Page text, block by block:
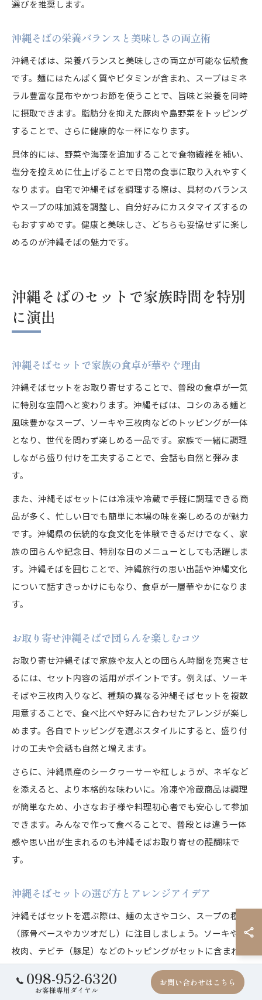
選びを推奨します。
沖縄そばの栄養バランスと美味しさの両立術
沖縄そばは、栄養バランスと美味しさの両立が可能な伝統食
です。麺にはたんぱく質やビタミンが含まれ、スープはミネ
ラル豊富な昆布やかつお節を使うことで、旨味と栄養を同時
に摂取できます。脂肪分を抑えた豚肉や島野菜をトッピング
することで、さらに健康的な一杯になります。
具体的には、野菜や海藻を追加することで食物繊維を補い、
塩分を控えめに仕上げることで日常の食事に取り入れやすく
なります。自宅で沖縄そばを調理する際は、具材のバランス
やスープの味加減を調整し、自分好みにカスタマイズするの
もおすすめです。健康と美味しさ、どちらも妥協せずに楽し
めるのが沖縄そばの魅力です。
沖縄そばのセットで家族時間を特別
に演出
沖縄そばセットで家族の食卓が華やぐ理由
沖縄そばセットをお取り寄せすることで、普段の食卓が一気
に特別な空間へと変わります。沖縄そばは、コシのある麺と
風味豊かなスープ、ソーキや三枚肉などのトッピングが一体
となり、世代を問わず楽しめる一品です。家族で一緒に調理
しながら盛り付けを工夫することで、会話も自然と弾みま
す。
また、沖縄そばセットには冷凍や冷蔵で手軽に調理できる商
品が多く、忙しい日でも簡単に本場の味を楽しめるのが魅力
です。沖縄県の伝統的な食文化を体験できるだけでなく、家
族の団らんや記念日、特別な日のメニューとしても活躍しま
す。沖縄そばを囲むことで、沖縄旅行の思い出話や沖縄文化
について話すきっかけにもなり、食卓が一層華やかになりま
す。
お取り寄せ沖縄そばで団らんを楽しむコツ
お取り寄せ沖縄そばで家族や友人との団らん時間を充実させ
るには、セット内容の活用がポイントです。例えば、ソーキ
そばや三枚肉入りなど、種類の異なる沖縄そばセットを複数
用意することで、食べ比べや好みに合わせたアレンジが楽し
めます。各自でトッピングを選ぶスタイルにすると、盛り付
けの工夫や会話も自然と増えます。
さらに、沖縄県産のシークヮーサーや紅しょうが、ネギなど
を添えると、より本格的な味わいに。冷凍や冷蔵商品は調理
が簡単なため、小さなお子様や料理初心者でも安心して参加
できます。みんなで作って食べることで、普段とは違う一体
感や思い出が生まれるのも沖縄そばお取り寄せの醍醐味で
す。
沖縄そばセットの選び方とアレンジアイデア
沖縄そばセットを選ぶ際は、麺の太さやコシ、スープの種類
（豚骨ベースやカツオだし）に注目しましょう。ソーキや三
枚肉、テビチ（豚足）などのトッピングがセットに含まれて
いるかも選択のポイントです。沖縄そば通販の中には送料無
料や県外発送対応の商品も多く、予算や用途に合わせて選べ
098-952-6320
お客様専用ダイヤル
お問い合わせはこちら